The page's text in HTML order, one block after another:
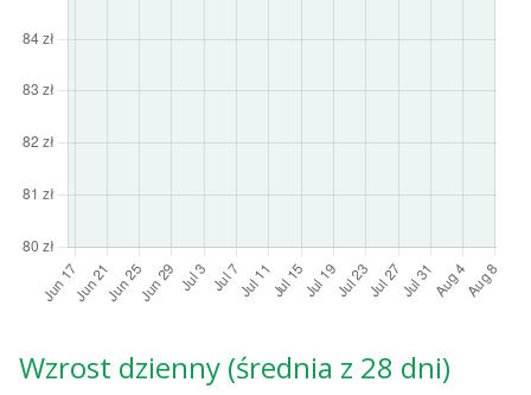
Wzrost dzienny (średnia z 28 dni)